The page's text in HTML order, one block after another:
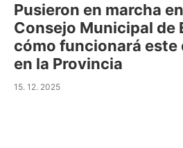
Pusieron en marcha
Consejo Municipal de
cómo funcionará
en la Provincia
15. 12. 2025